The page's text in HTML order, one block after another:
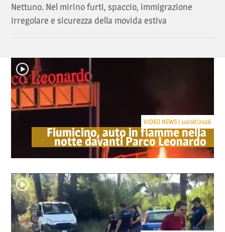
Nettuno. Nel mirino furti, spaccio, immigrazione
irregolare e sicurezza della movida estiva
Fiumicino, auto in fiamme nella
notte davanti Parco Leonardo
VIDEO NEWS | 10/08/2026